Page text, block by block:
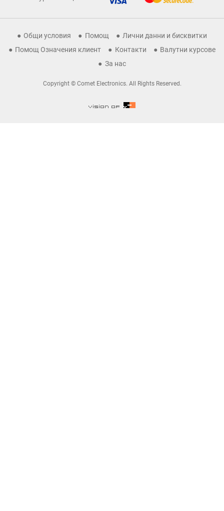
Общи условия Помощ
Лични данни и бисквитки
Помощ Означения клиент
Контакти
Валутни курсове
За нас
Copyright © Comet Electronics. All Rights Reserved.